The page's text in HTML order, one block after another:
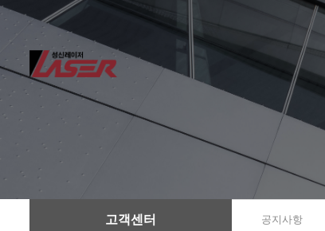
고객센터 공지사항